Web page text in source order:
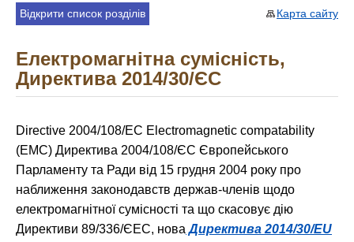
Карта сайту
Відкрити список розділів
Електромагнітна сумісність,
Директива 2014/30/ЄС
Directive 2004/108/EC Electromagnetic compatability
(EMC) Директива 2004/108/ЄС Європейського
Парламенту та Ради від 15 грудня 2004 року про
наближення законодавств держав-членів щодо
електромагнітної сумісності та що скасовує дію
Директиви 89/336/ЄЕС, нова Директива 2014/30/EU